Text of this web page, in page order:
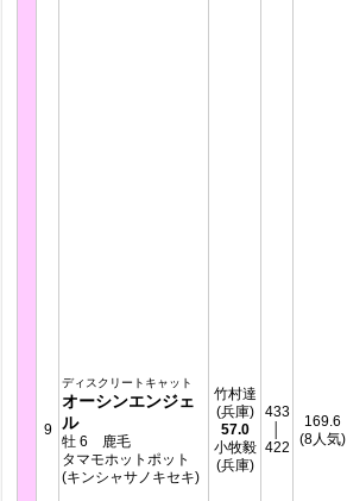
9
ディスクリートキャット
オーシンエンジェ
ル
牡 6 鹿毛
タマモホットポット
(キンシャサノキセキ)
竹村達
(兵庫)
57.0
小牧毅
(兵庫)
433
422
169.6
(8人気)